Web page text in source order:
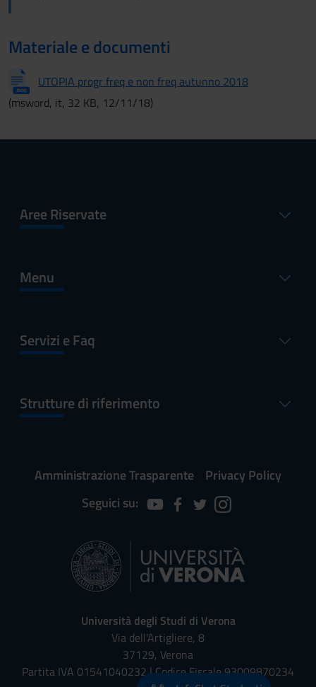
Materiale e documenti
UTOPIA progr freq e non freq autunno 2018
(msword, it, 32 KB, 12/11/18)
Aree Riservate
Menu
Servizi e Faq
Strutture di riferimento
Amministrazione Trasparente
Privacy Policy
Seguici su:
Università degli Studi di Verona
Via dell'Artigliere, 8
37129, Verona
Partita IVA 01541040232 | Codice Fiscale 93009870234